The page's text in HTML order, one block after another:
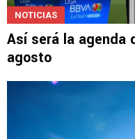
NOTICIAS
Así será la agenda
agosto